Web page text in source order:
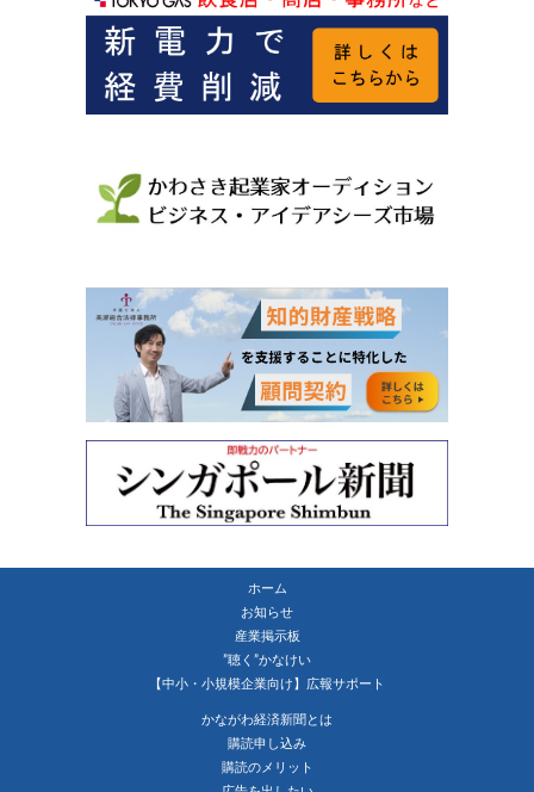
ホーム
お知らせ
産業掲示板
”聴く”かなけい
【中小・小規模企業向け】広報サポート
かながわ経済新聞とは
購読申し込み
購読のメリット